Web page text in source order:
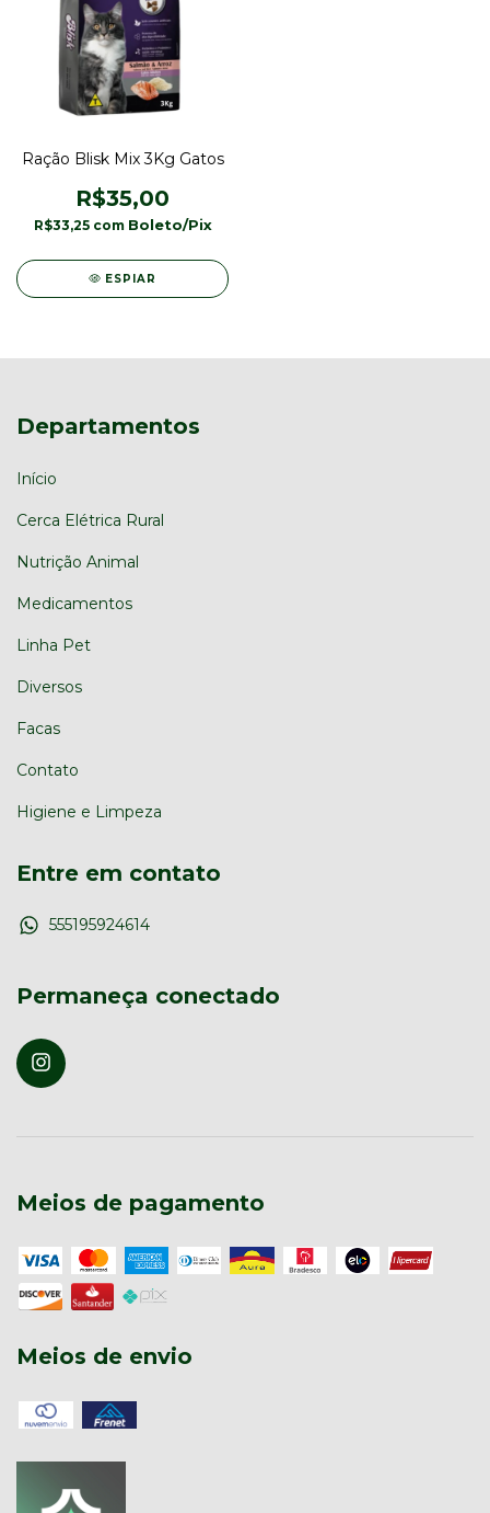
Ração Blisk Mix 3Kg Gatos
R$35,00
R$33,25 com
ESPIAR
Departamentos
Início
Cerca Elétrica Rural
Nutrição Animal
Medicamentos
Linha Pet
Diversos
Facas
Contato
Higiene e Limpeza
Entre em contato
555195924614
Permaneça conectado
Meios de pagamento
Meios de envio